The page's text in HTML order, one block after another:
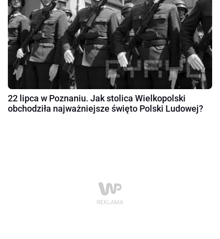
22 lipca w Poznaniu. Jak stolica Wielkopolski
obchodziła najważniejsze święto Polski Ludowej?